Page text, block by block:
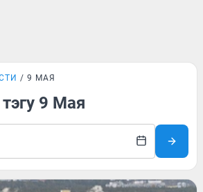
9 МАЯ
9 Мая